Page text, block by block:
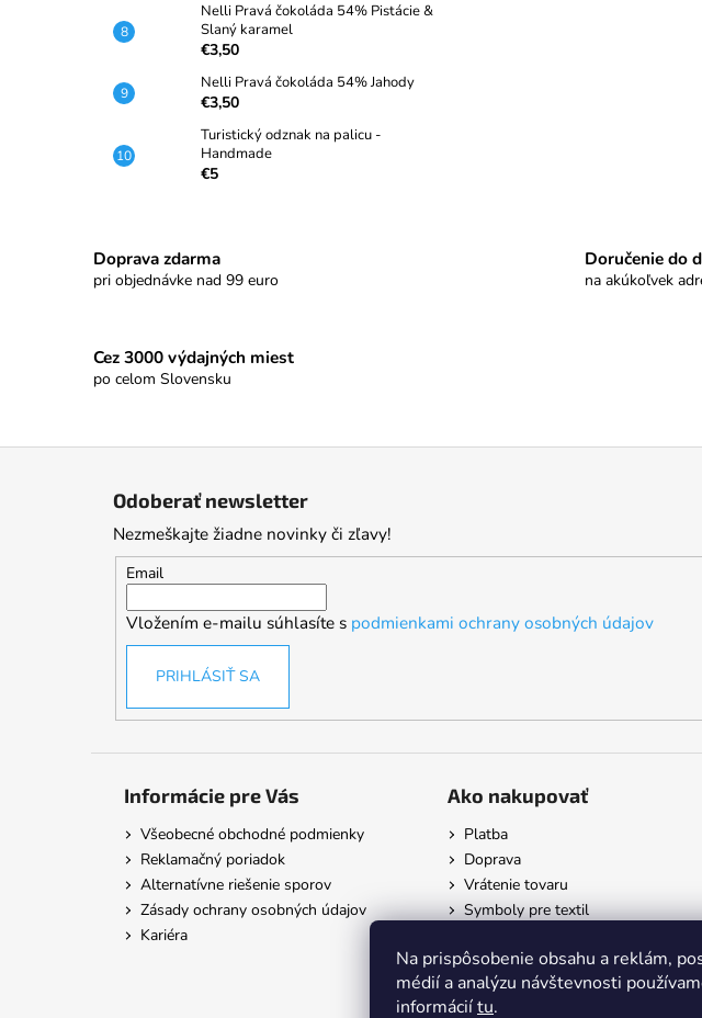
Na prispôsobenie obsahu a reklám,
médií a analýzu návštevnosti
informáciítu.
Nelli Pravá čokoláda 54% Pistácie &
Slaný karamel
€3,50
Nelli Pravá čokoláda 54% Jahody
€3,50
Turistický odznak na palicu -
Handmade
€5
Doprava zdarma
pri objednávke nad 99 euro
Doručenie do
na akúkoľvek
Cez 3000 výdajných miest
po celom Slovensku
Odoberať newsletter
Nezmeškajte žiadne novinky či zľavy!
Email
Vložením e-mailu súhlasíte s podmienkami ochrany osobných údajov
PRIHLÁSIŤ SA
Informácie pre Vás
Všeobecné obchodné podmienky
Reklamačný poriadok
Alternatívne riešenie sporov
Zásady ochrany osobných údajov
Kariéra
Ako nakupovať
Platba
Doprava
Vrátenie tovaru
Symboly pre textil